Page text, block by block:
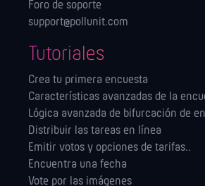
Foro de soporte
support@pollunit.com
Tutoriales
Crea tu primera encuesta
Características avanzadas de la
Lógica avanzada de bifurcación de
Distribuir las tareas en línea
Emitir votos y opciones de tarifas..
Encuentra una fecha
Vote por las imágenes